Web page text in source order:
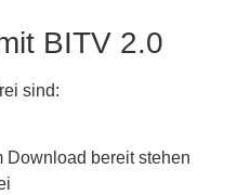
BITV 2.0
sind:
Download bereit stehen